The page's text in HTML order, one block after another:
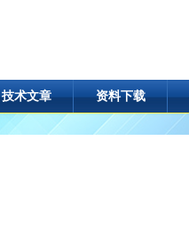
技术文章 资料下载